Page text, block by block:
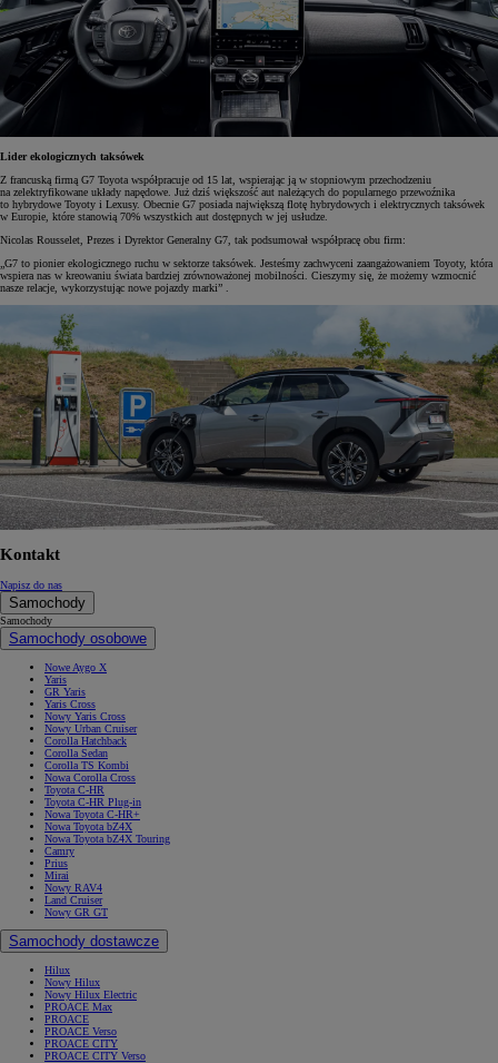
Lider ekologicznych taksówek
Z francuską firmą G7 Toyota współpracuje od 15 lat, wspierając ją w stopniowym przechodzeniu
na zelektryfikowane układy napędowe. Już dziś większość aut należących do popularnego przewoźnika
to hybrydowe Toyoty i Lexusy. Obecnie G7 posiada największą flotę hybrydowych i elektrycznych taksówek
w Europie, które stanowią 70% wszystkich aut dostępnych w jej usłudze.
Nicolas Rousselet, Prezes i Dyrektor Generalny G7, tak podsumował współpracę obu firm:
„G7 to pionier ekologicznego ruchu w sektorze taksówek. Jesteśmy zachwyceni zaangażowaniem Toyoty, która
wspiera nas w kreowaniu świata bardziej zrównoważonej mobilności. Cieszymy się, że możemy wzmocnić
nasze relacje, wykorzystując nowe pojazdy marki” .
Kontakt
Napisz do nas
Samochody
Samochody
Samochody osobowe
Nowe Aygo X
Yaris
GR Yaris
Yaris Cross
Nowy Yaris Cross
Nowy Urban Cruiser
Corolla Hatchback
Corolla Sedan
Corolla TS Kombi
Nowa Corolla Cross
Toyota C-HR
Toyota C-HR Plug-in
Nowa Toyota C-HR+
Nowa Toyota bZ4X
Nowa Toyota bZ4X Touring
Camry
Prius
Mirai
Nowy RAV4
Land Cruiser
Nowy GR GT
Samochody dostawcze
Hilux
Nowy Hilux
Nowy Hilux Electric
PROACE Max
PROACE
PROACE Verso
PROACE CITY
PROACE CITY Verso